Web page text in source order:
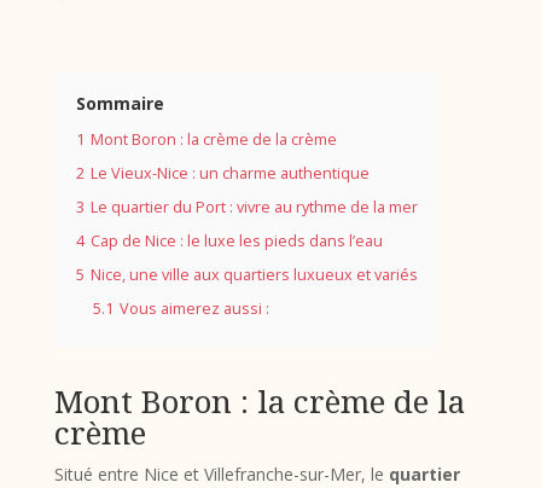
Sommaire
1 Mont Boron : la crème de la crème
2 Le Vieux-Nice : un charme authentique
3 Le quartier du Port : vivre au rythme de la mer
4 Cap de Nice : le luxe les pieds dans l’eau
5 Nice, une ville aux quartiers luxueux et variés
5.1 Vous aimerez aussi :
Mont Boron : la crème de la
crème
Situé entre Nice et Villefranche-sur-Mer, le quartier